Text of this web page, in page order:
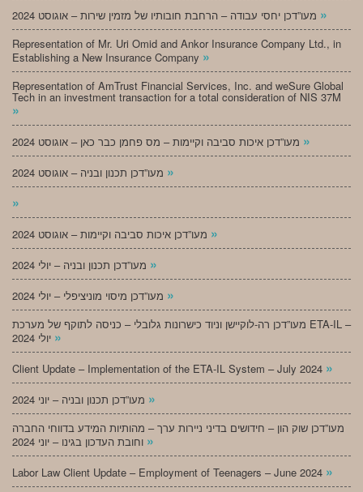
»
Representation of Mr. Uri Omid and Ankor Insurance Company Ltd., in
Establishing a New Insurance Company »
Representation of AmTrust Financial Services, Inc. and weSure Global
Tech in an investment transaction for a total consideration of NIS 37M
»
»
»
»
»
»
»
מעו”דכן רה-לוקיישן וניוד כישרונות גלובלי – כניסה לתוקף של מערכת ETA-IL –
»
Client Update – Implementation of the ETA-IL System – July 2024 »
»
מעו”דכן שוק הון – חידושים בדיני ניירות ערך – מהותיות המידע בדווחי החברה
»
Labor Law Client Update – Employment of Teenagers – June 2024 »